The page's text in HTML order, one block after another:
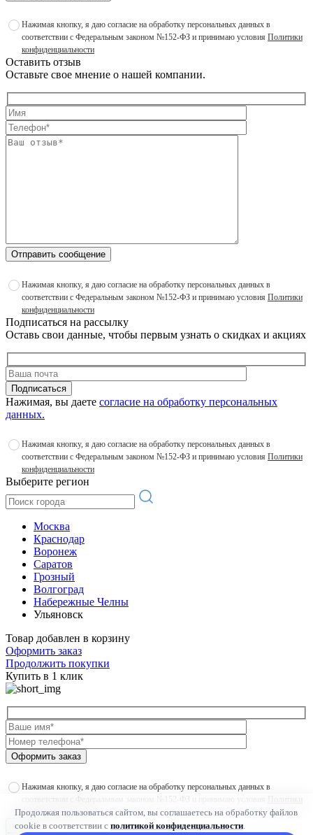
Нажимая кнопку, я даю согласие на обработку персональных данных в
соответствии с Федеральным законом №152-ФЗ и принимаю условия Политики
конфиденциальности
Оставить отзыв
Оставьте свое мнение о нашей компании.
Отправить сообщение
Нажимая кнопку, я даю согласие на обработку персональных данных в
соответствии с Федеральным законом №152-ФЗ и принимаю условия Политики
конфиденциальности
Подписаться на рассылку
Оставь свои данные, чтобы первым узнать о скидках и акциях
Подписаться
Нажимая, вы даете согласие на обработку персональных
данных.
Нажимая кнопку, я даю согласие на обработку персональных данных в
соответствии с Федеральным законом №152-ФЗ и принимаю условия Политики
конфиденциальности
Выберите регион
Москва
Краснодар
Воронеж
Саратов
Грозный
Волгоград
Набережные Челны
Ульяновск
Товар добавлен в корзину
Оформить заказ
Продолжить покупки
Купить в 1 клик
Оформить заказ
Нажимая кнопку, я даю согласие на обработку персональных данных в
соответствии с Федеральным законом №152-ФЗ и принимаю условия
Политики
конфиденциальности
Продолжая пользоваться сайтом, вы соглашаетесь на обработку файлов
cookie в соответствии с политикой конфиденциальности.
×